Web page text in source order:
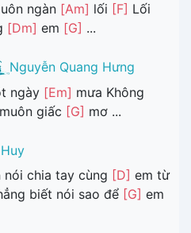
ngàn [Am] lối [F] Lối
[Dm] em [G] ...
Nguyễn Quang Hưng
ngày [Em] mưa Không
giấc [G] mơ ...
chia tay cùng [D] em từ
biết nói sao để [G] em